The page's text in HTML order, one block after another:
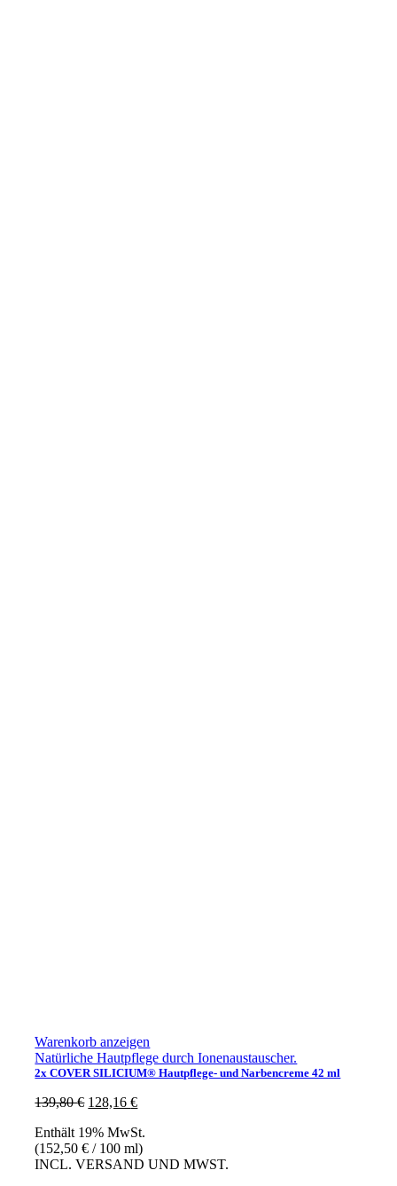
Warenkorb anzeigen
Natürliche Hautpflege durch Ionenaustauscher.
2x COVER SILICIUM® Hautpflege- und Narbencreme 42 ml
139,80€ Ursprünglicher
war:
139,80 €
128,16€Aktueller
ist:
128,16 €.
Enthält 19% MwSt.
(152,50€ / 100 ml)
INCL. VERSAND UND MWST.